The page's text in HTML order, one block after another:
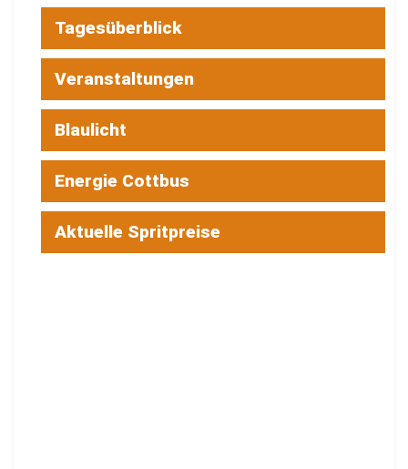
Tagesüberblick
Veranstaltungen
Blaulicht
Energie Cottbus
Aktuelle Spritpreise